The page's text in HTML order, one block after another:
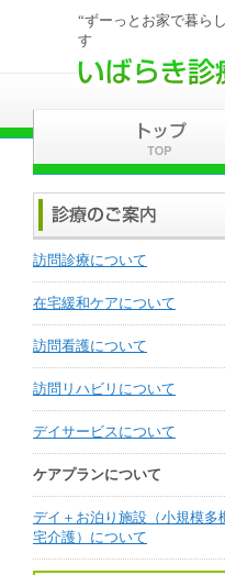
“ずーっとお家で暮ら
す
訪問診療について
在宅緩和ケアについて
訪問看護について
訪問リハビリについて
デイサービスについて
ケアプランについて
デイ＋お泊り施設（小規模多
宅介護）について